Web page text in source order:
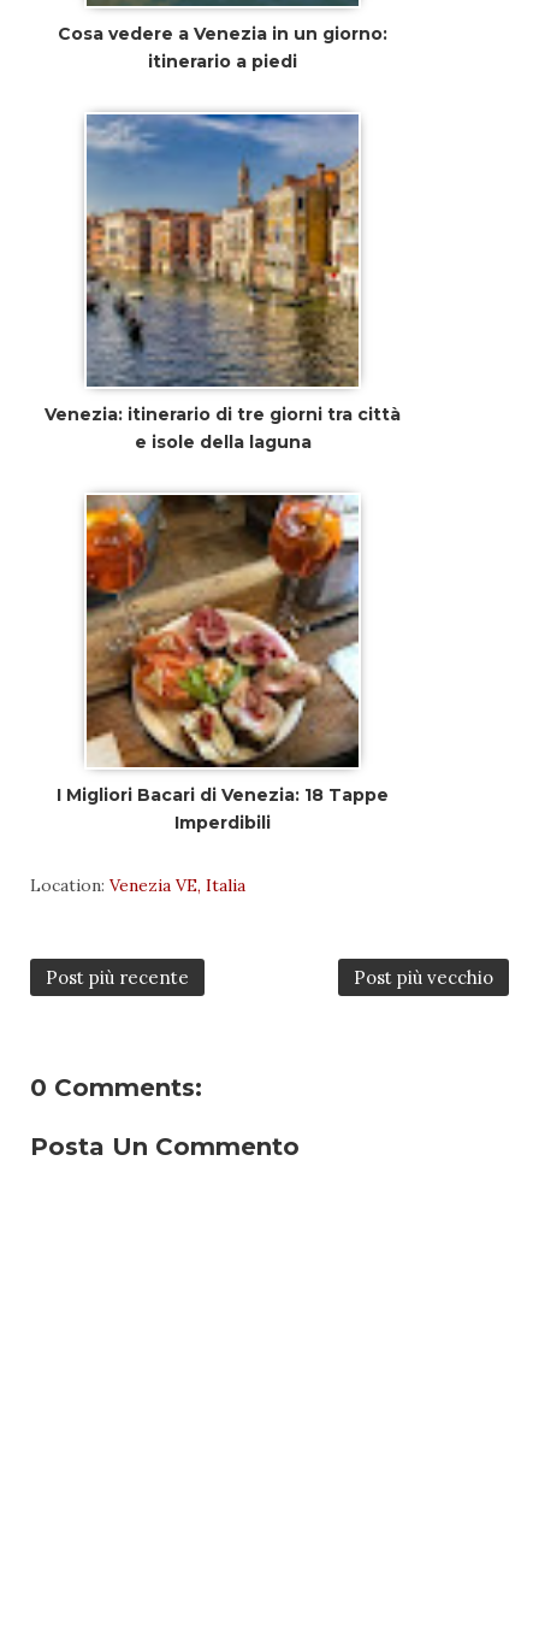
Cosa vedere a Venezia in un giorno:
itinerario a piedi
Venezia: itinerario di tre giorni tra città
e isole della laguna
I Migliori Bacari di Venezia: 18 Tappe
Imperdibili
Location: Venezia VE, Italia
Post più recente Post più vecchio
0 Comments:
Posta Un Commento